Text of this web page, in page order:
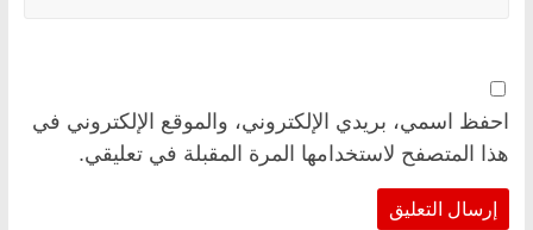
احفظ اسمي، بريدي الإلكتروني، والموقع الإلكتروني في
هذا المتصفح لاستخدامها المرة المقبلة في تعليقي.